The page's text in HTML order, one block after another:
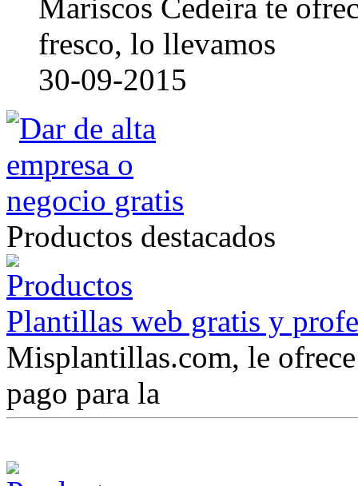
Mariscos Cedeira te
fresco, lo llevamos
30-09-2015
Productos destacados
Plantillas web gratis y
Misplantillas.com, le
pago para la